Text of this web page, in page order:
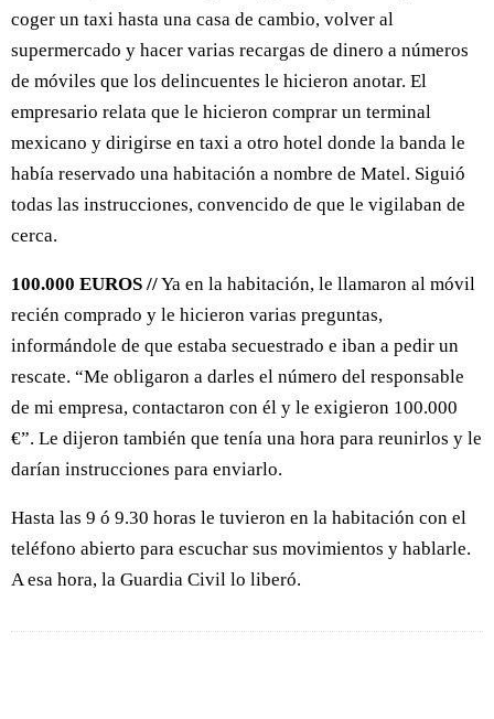
coger un taxi hasta una casa de cambio, volver al
supermercado y hacer varias recargas de dinero a números
de móviles que los delincuentes le hicieron anotar. El
empresario relata que le hicieron comprar un terminal
mexicano y dirigirse en taxi a otro hotel donde la banda le
había reservado una habitación a nombre de Matel. Siguió
todas las instrucciones, convencido de que le vigilaban de
cerca.
100.000 EUROS //Ya en la habitación, le llamaron al móvil
recién comprado y le hicieron varias preguntas,
informándole de que estaba secuestrado e iban a pedir un
rescate. “Me obligaron a darles el número del responsable
de mi empresa, contactaron con él y le exigieron 100.000
€”. Le dijeron también que tenía una hora para reunirlos y le
darían instrucciones para enviarlo.
Hasta las 9 ó 9.30 horas le tuvieron en la habitación con el
teléfono abierto para escuchar sus movimientos y hablarle.
A esa hora, la Guardia Civil lo liberó.